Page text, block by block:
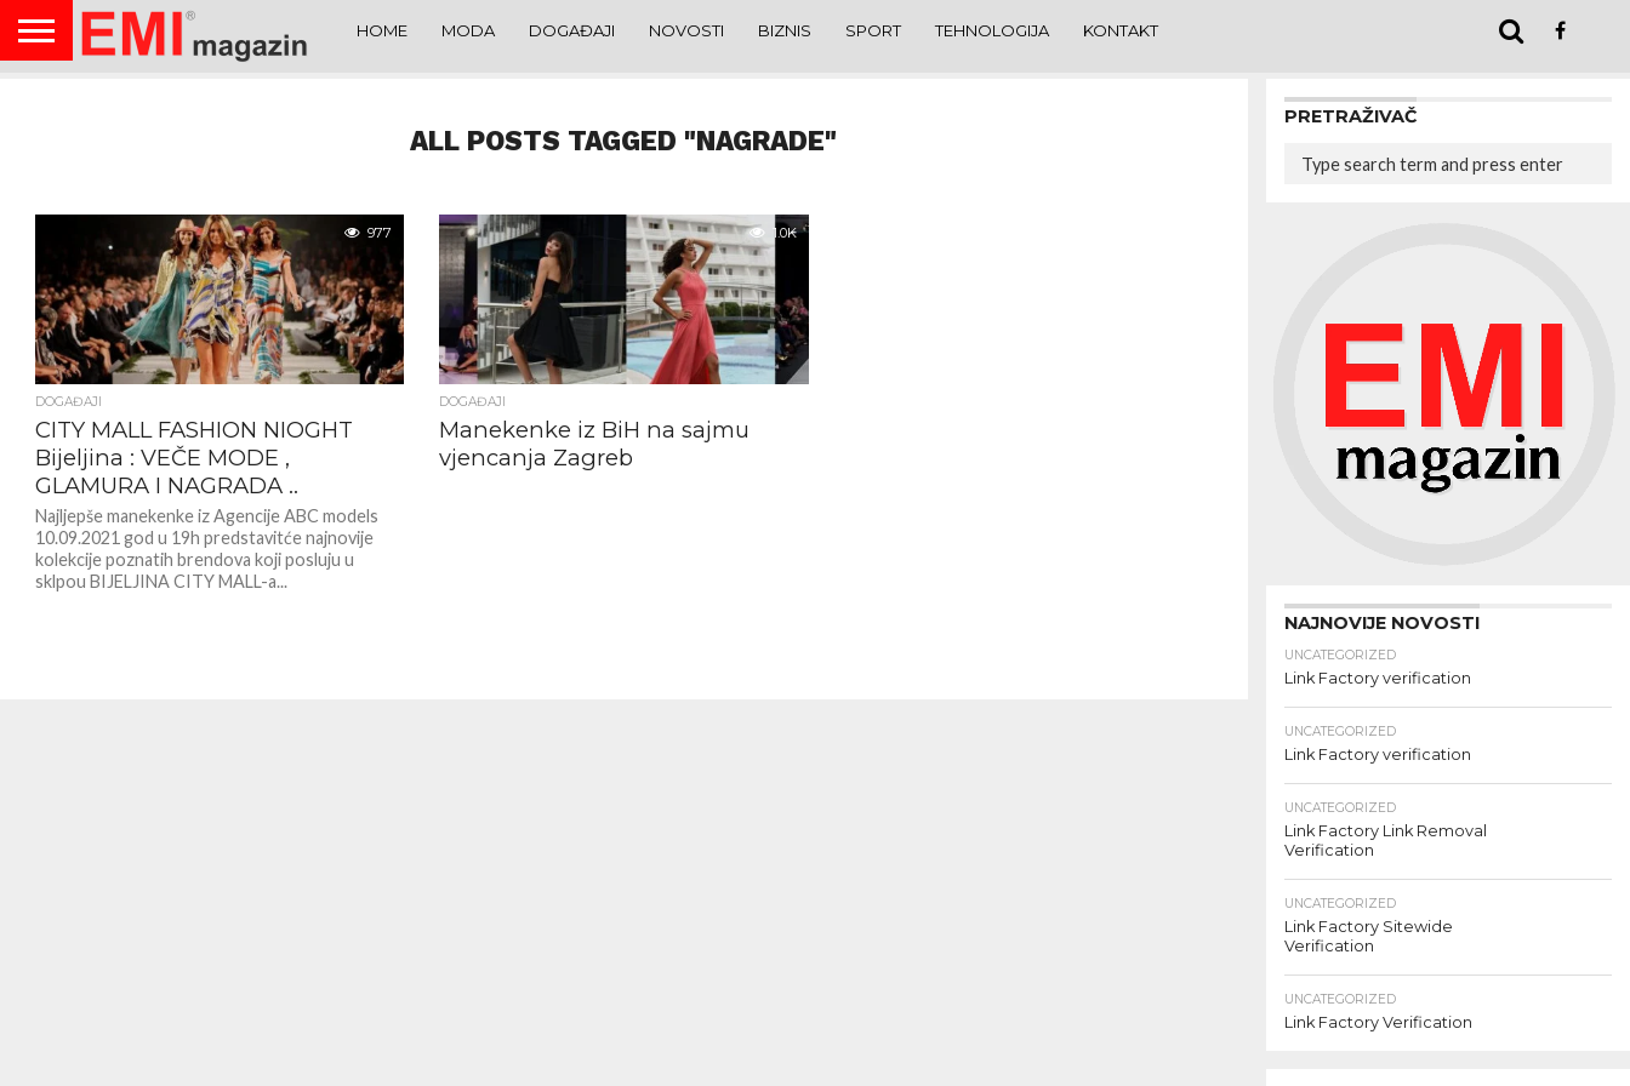
HOME MODA DOGAĐAJI NOVOSTI BIZNIS SPORT TEHNOLOGIJA KONTAKT
ALL POSTS TAGGED "NAGRADE"
977
DOGAĐAJI
CITY MALL FASHION NIOGHT
Bijeljina : VEČE MODE ,
GLAMURA I NAGRADA ..
Najljepše manekenke iz Agencije ABC models
10.09.2021 god u 19h predstavitće najnovije
kolekcije poznatih brendova koji posluju u
sklpou BIJELJINA CITY MALL-a...
1.0K
DOGAĐAJI
Manekenke iz BiH na sajmu
vjencanja Zagreb
PRETRAŽIVAČ
NAJNOVIJE NOVOSTI
UNCATEGORIZED
Link Factory verification
UNCATEGORIZED
Link Factory verification
UNCATEGORIZED
Link Factory Link Removal
Verification
UNCATEGORIZED
Link Factory Sitewide
Verification
UNCATEGORIZED
Link Factory Verification